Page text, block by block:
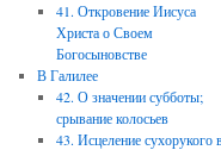
41. Откровение Иисуса
Христа о Своем
Богосыновстве
В Галилее
42. О значении субботы;
срывание колосьев
43. Исцеление сухорукого